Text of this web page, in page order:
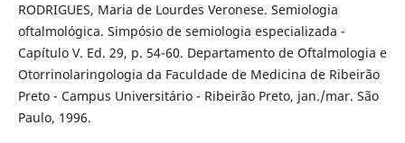
RODRIGUES, Maria de Lourdes Veronese. Semiologia
oftalmológica. Simpósio de semiologia especializada -
Capítulo V. Ed. 29, p. 54-60. Departamento de Oftalmologia e
Otorrinolaringologia da Faculdade de Medicina de Ribeirão
Preto - Campus Universitário - Ribeirão Preto, jan./mar. São
Paulo, 1996.